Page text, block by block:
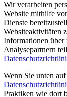
Wir verarbeiten
Website mithilfe
Dienste
Websiteaktivitäten
Informationen über
Analysepartnern
Wenn Sie unten
Praktiken wie dort